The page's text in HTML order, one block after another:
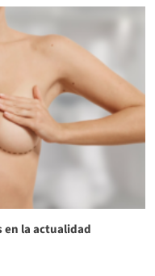
en la actualidad